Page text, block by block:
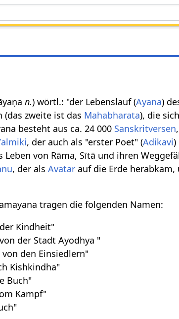
n.) wörtl.: "der Lebenslauf (Ayana)
(das zweite ist das Mahabharata), die
besteht aus ca. 24 000 Sanskritversen
, der auch als "erster Poet" (Adikavi)
Leben von Rāma, Sītā und ihren
, der alsAvatar auf die Erde
tragen die folgenden Namen:
Kindheit"
der Stadt Ayodhya "
von den Einsiedlern"
Kishkindha"
Buch"
Kampf"